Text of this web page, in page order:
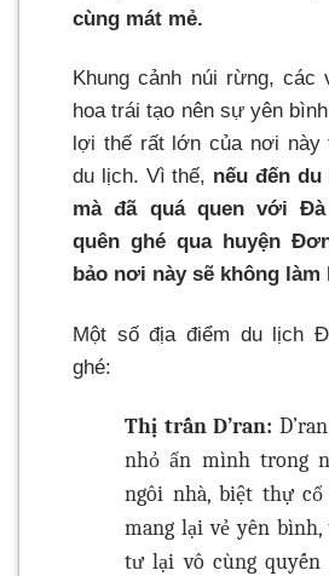
cùng mát mẻ.
Khung cảnh núi rừng, các
hoa trái tạo nên sự yên
lợi thế rất lớn của nơi này
du lịch. Vì thế, nếu đến
mà đã quá quen với
quên ghé qua huyện
bảo nơi này sẽ không làm
Một số địa điểm du lịch
ghé:
Thị trấn D’ran:
nhỏ ẩn mình trong
ngôi nhà, biệt thự
mang lại vẻ yên
tư lại vô cùng quyến